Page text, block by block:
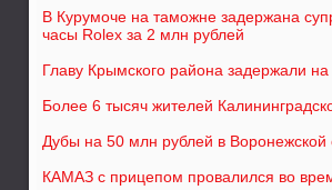
В Курумоче на таможне задержана
часы Rоlex за 2 млн рублей
Главу Крымского района задержали на
Более 6 тысяч жителей
Дубы на 50 млн рублей в Воронежской
КАМАЗ с прицепом провалился во